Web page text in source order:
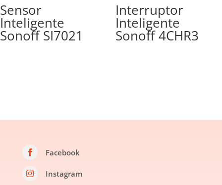
Sensor
Inteligente
Sonoff SI7021
Interruptor
Inteligente
Sonoff 4CHR3
 Facebook
 Instagram